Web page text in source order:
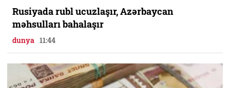
Rusiyada rubl ucuzlaşır, Azərbaycan
məhsulları bahalaşır
dunya 11:44